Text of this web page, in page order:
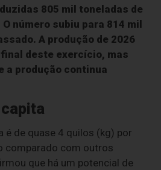
805 mil toneladas de
número subiu para 814 mil
A produção de 2026
deste exercício, mas
a produção continua
é de quase 4 quilos (kg) por
comparado com outros
que há um potencial de